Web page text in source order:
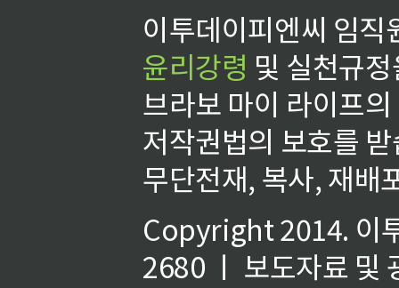
이투데이피엔씨 임
윤리강령 및 실천규
브라보 마이 라이프
저작권법의 보호를
무단전재, 복사, 재배
Copyright 2014. 이
2680 ㅣ 보도자료